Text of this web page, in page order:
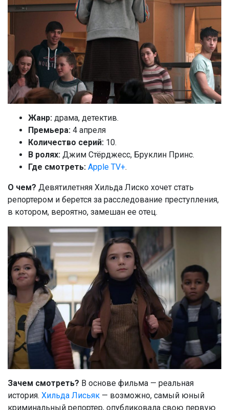
Жанр: драма, детектив.
Премьера: 4 апреля
Количество серий: 10.
В ролях: Джим Стёрджесс, Бруклин Принс.
Где смотреть: Apple TV+.
О чем? Девятилетняя Хильда Лиско хочет стать
репортером и берется за расследование преступления,
в котором, вероятно, замешан ее отец.
Зачем смотреть? В основе фильма — реальная
история. Хильда Лисьяк — возможно, самый юный
криминальный репортер, опубликовала свою первую